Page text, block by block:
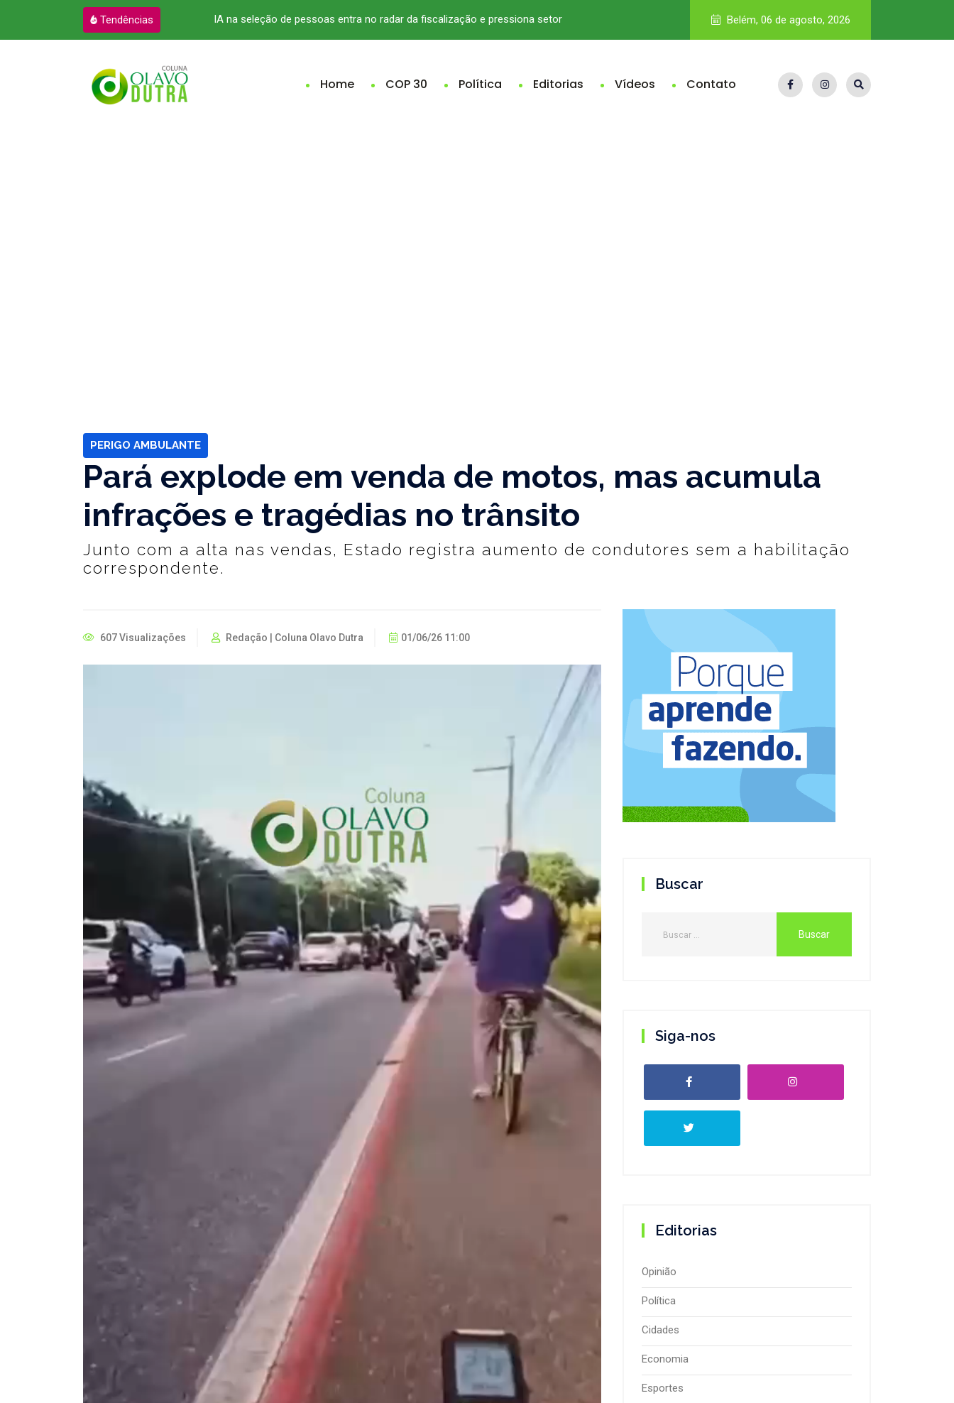
Tendências
já perdeu da Amazônia IA na seleção de pessoas entra no radar da fiscalização e pressiona setor No Brasil, efetivo não é gargalo, mas gestão policial, que
Belém, 06 de agosto, 2026
Home COP 30 Política Editorias Vídeos Contato
PERIGO AMBULANTE
Pará explode em venda de motos, mas acumula
infrações e tragédias no trânsito
Junto com a alta nas vendas, Estado registra aumento de condutores sem a habilitação
correspondente.
607 Visualizações Redação | Coluna Olavo Dutra 01/06/26 11:00
Buscar
Siga-nos
Editorias
Opinião
Política
Cidades
Economia
Esportes